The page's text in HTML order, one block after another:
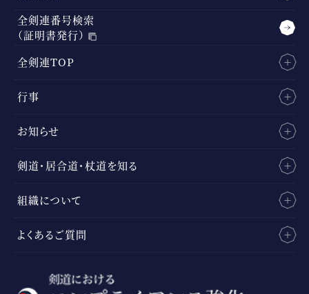
全剣連番号検索
（証明書発行）
全剣連TOP
行事
お知らせ
剣道・居合道・杖道を知る
組織について
よくあるご質問